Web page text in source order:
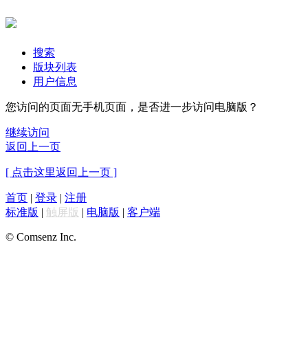
搜索
版块列表
用户信息
您访问的页面无手机页面，是否进一步访问电脑版？
继续访问
返回上一页
[ 点击这里返回上一页 ]
首页 | 登录 | 注册
标准版 | 触屏版 | 电脑版 | 客户端
© Comsenz Inc.